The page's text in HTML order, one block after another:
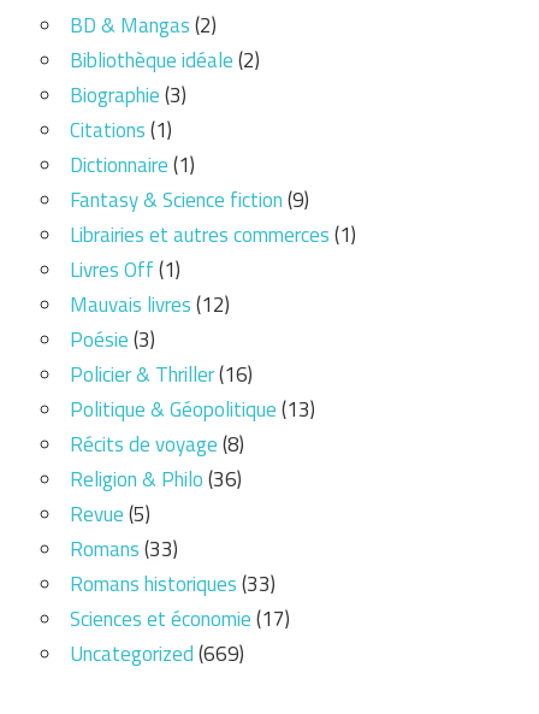
BD & Mangas(2)
Bibliothèque idéale(2)
Biographie(3)
Citations(1)
Dictionnaire(1)
Fantasy & Science fiction(9)
Librairies et autres commerces(1)
Livres Off(1)
Mauvais livres(12)
Poésie(3)
Policier & Thriller(16)
Politique & Géopolitique(13)
Récits de voyage(8)
Religion & Philo(36)
Revue(5)
Romans(33)
Romans historiques(33)
Sciences et économie(17)
Uncategorized(669)